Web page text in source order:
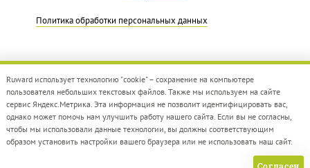
Политика обработки персональных данных
Дизайн –Red Collar
Создание сайта –Integrate
Ruward использует технологию "cookie" – сохранение на компьютере
пользователя небольших текстовых файлов. Также мы используем на сайте
сервис Яндекс.Метрика. Эта информация не позволит идентифицировать вас,
однако может помочь нам улучшить работу нашего сайта. Если вы не согласны,
чтобы мы использовали данные технологии, вы должны соответствующим
образом установить настройки вашего браузера или не использовать наш сайт.
Согласен